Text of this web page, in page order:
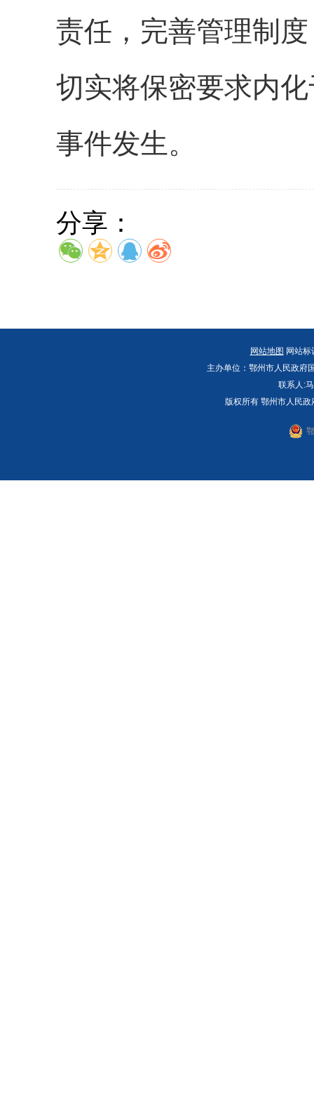
责任，完善管理制
切实将保密要求内
事件发生。
分享：
网站地图 网站
主办单位：鄂州市人民政府
联系人:
版权所有 鄂州市人民